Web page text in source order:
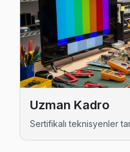
Hitachi Servis
Yavuz Hitachi
Süleymanpaşa'da
Hitachi Servis
Zafer Hitachi Servis
Uzman Kadro
Sertifikalı teknisyenler